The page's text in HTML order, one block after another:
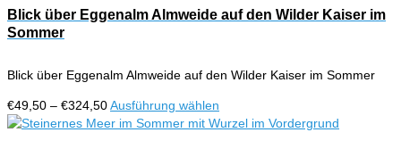
€324,50
mehrere
Varianten
Optionen
auf
der
Blick über Eggenalm Almweide auf den Wilder Kaiser im
Sommer
Blick über Eggenalm Almweide auf den Wilder Kaiser im Sommer
€49,50 – €324,50Preisspanne:
€49,50
Ausführung wählen
Produkt